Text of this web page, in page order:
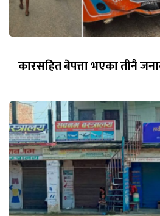
कारसहित बेपत्ता भएका तीनै